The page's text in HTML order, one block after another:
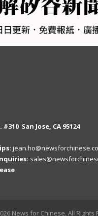
#310 San Jose, CA 95124
News for Chinese, All Rights